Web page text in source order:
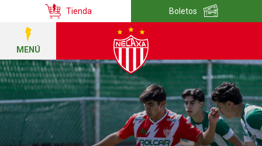
Tienda Boletos
MENÚ